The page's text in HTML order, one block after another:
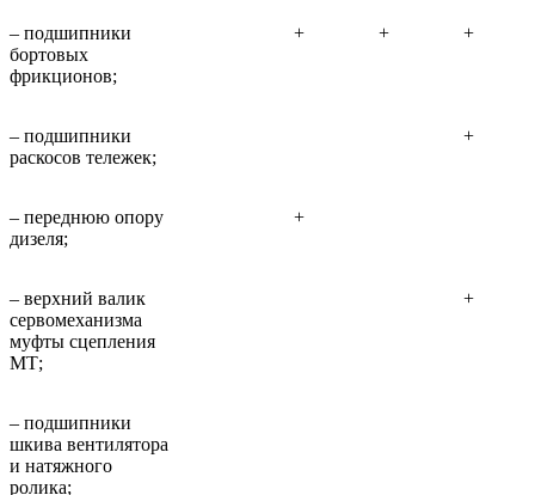
– подшипники
бортовых
фрикционов;
+ + +
– подшипники
раскосов тележек;
+
– переднюю опору
дизеля;
+
– верхний валик
сервомеханизма
муфты сцепления
МТ;
+
– подшипники
шкива вентилятора
и натяжного
ролика;